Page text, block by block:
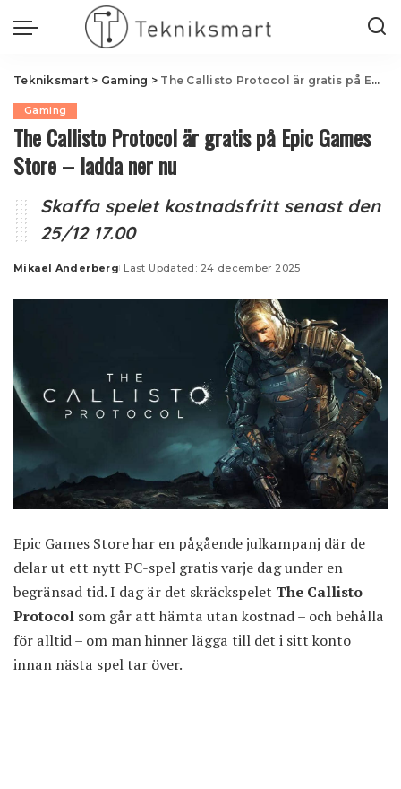
Tekniksmart> Gaming > The Callisto Protocol är gratis på Epic Games Store – ladda ner nu
Gaming
The Callisto Protocol är gratis på Epic Games
Store – ladda ner nu
Skaffa spelet kostnadsfritt senast den
25/12 17.00
Posted
Mikael Anderberg Last Updated: 24 december 2025
Epic Games Store har en pågående julkampanj där de
delar ut ett nytt PC-spel gratis varje dag under en
begränsad tid. I dag är det skräckspelet The Callisto
Protocol som går att hämta utan kostnad – och behålla
för alltid – om man hinner lägga till det i sitt konto
innan nästa spel tar över.